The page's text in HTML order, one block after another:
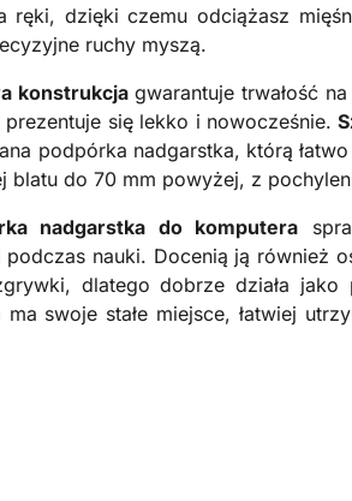
ręki, dzięki czemu odciążasz
ruchy myszą.
konstrukcjagwarantuje trwałość
się lekko i nowocześnie.
podpórka nadgarstka, którą
blatu do 70 mm powyżej, z
nadgarstka do komputera
podczas nauki. Docenią ją również
dlatego dobrze działa jako
ma swoje stałe miejsce, łatwiej